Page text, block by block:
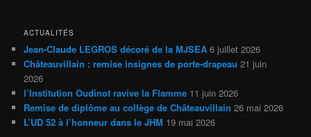
ACTUALITÉS
Jean-Claude LEGROS décoré de la MJSEA 6 juillet 2026
Châteauvillain : remise insignes de porte-drapeau 21 juin
2026
l’Institution Oudinot ravive la Flamme 11 juin 2026
Remise de diplôme au collège de Châteauvillain 26 mai 2026
L’UD 52 à l’honneur dans le JHM 19 mai 2026